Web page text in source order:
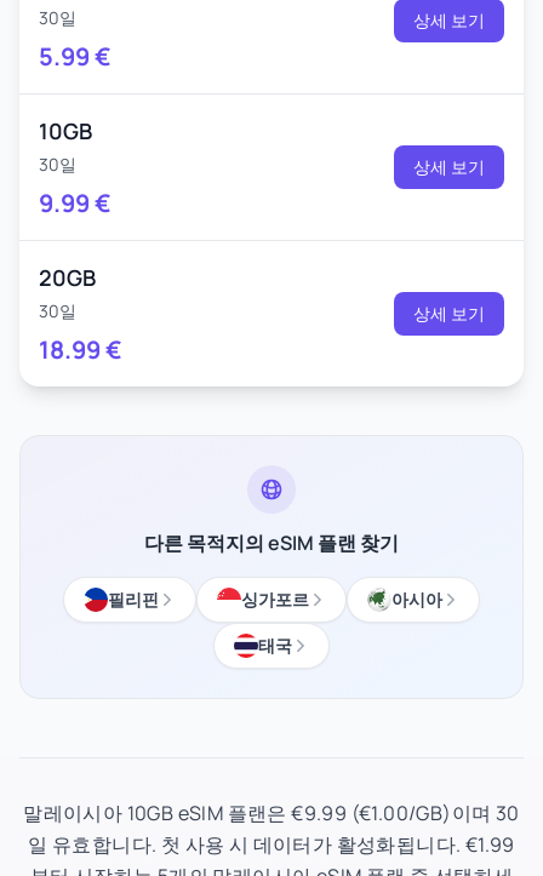
30일
5.99€
상세 보기
10GB
30일
9.99€
상세 보기
20GB
30일
18.99€
상세 보기
다른 목적지의 eSIM 플랜 찾기
필리핀 싱가포르
아시아
태국
말레이시아 10GB eSIM 플랜은 €9.99 (€1.00/GB)이며 30
일 유효합니다. 첫 사용 시 데이터가 활성화됩니다. €1.99